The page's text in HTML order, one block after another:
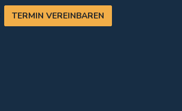
TERMIN VEREINBAREN